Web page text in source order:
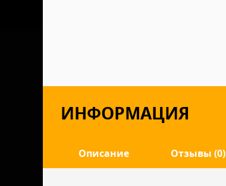
ИНФОРМАЦИЯ
Описание Отзывы (0)